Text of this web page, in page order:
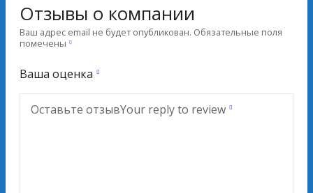
Отзывы о компании
Ваш адрес email не будет опубликован. Обязательные поля
помечены
Ваша оценка
Оставьте отзывYour reply to review